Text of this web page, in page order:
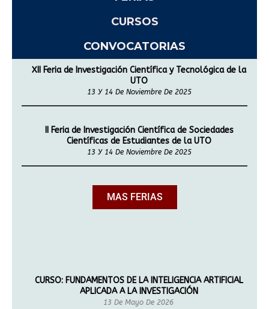
CURSOS
CONVOCATORIAS
XII Feria de Investigación Científica y Tecnológica de la
UTO
13 Y 14 De Noviembre De 2025
II Feria de Investigación Científica de Sociedades
Científicas de Estudiantes de la UTO
13 Y 14 De Noviembre De 2025
MAS FERIAS
CURSO: FUNDAMENTOS DE LA INTELIGENCIA ARTIFICIAL
APLICADA A LA INVESTIGACIÓN
13 De Mayo De 2026